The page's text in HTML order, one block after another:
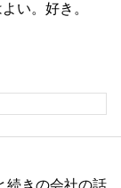
い。好き。
続きの会社の話